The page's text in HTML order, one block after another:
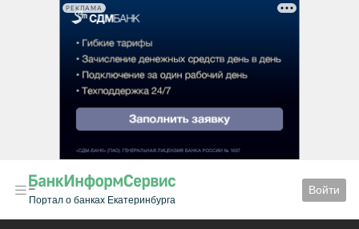
РЕКЛАМА
Портал о банках Екатеринбурга
Войти